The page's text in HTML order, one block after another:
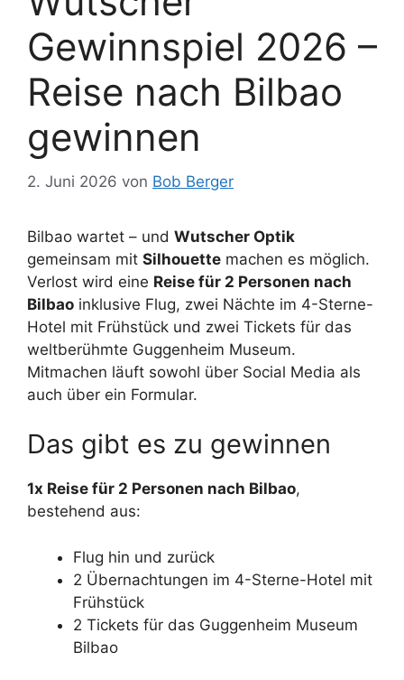
Gewinnspiel 2026 –
Reise nach Bilbao
gewinnen
2. Juni 2026 von Bob Berger
Bilbao wartet – und Wutscher Optik
gemeinsam mit Silhouette machen es möglich.
Verlost wird eine Reise für 2 Personen nach
Bilbao inklusive Flug, zwei Nächte im 4-Sterne-
Hotel mit Frühstück und zwei Tickets für das
weltberühmte Guggenheim Museum.
Mitmachen läuft sowohl über Social Media als
auch über ein Formular.
Das gibt es zu gewinnen
1x Reise für 2 Personen nach Bilbao,
bestehend aus:
Flug hin und zurück
2 Übernachtungen im 4-Sterne-Hotel mit
Frühstück
2 Tickets für das Guggenheim Museum
Bilbao